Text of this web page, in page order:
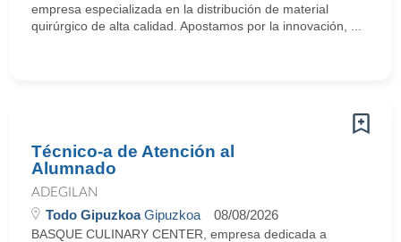
empresa especializada en la distribución de material
quirúrgico de alta calidad. Apostamos por la innovación, ...
Técnico-a de Atención al
Alumnado
ADEGILAN
Todo GipuzkoaGipuzkoa 08/08/2026
BASQUE CULINARY CENTER, empresa dedicada a